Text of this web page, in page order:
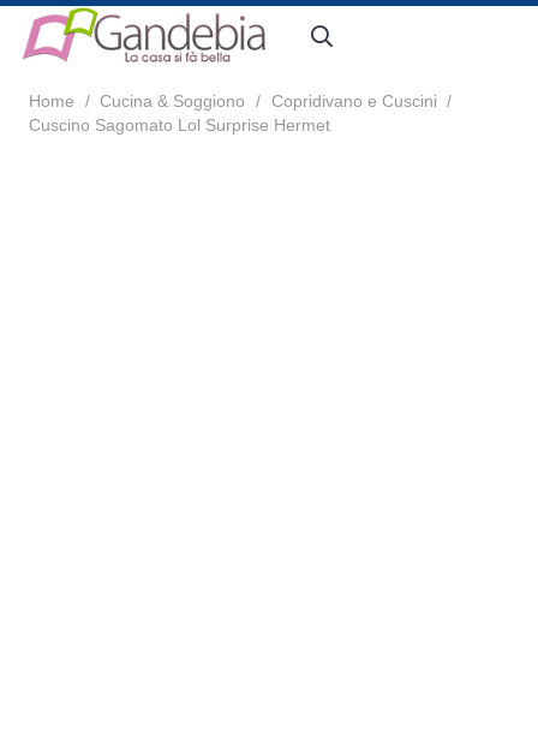
Home / Cucina & Soggiono / Copridivano e Cuscini /
Cuscino Sagomato Lol Surprise Hermet